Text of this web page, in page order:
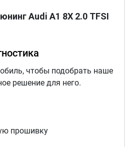
Audi A1 8X 2.0 TFSI
чтобы подобрать наше
решение для него.
прошивку